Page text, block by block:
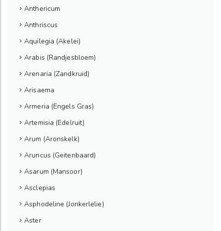
Anthericum
Anthriscus
Aquilegia (Akelei)
Arabis (Randjesbloem)
Arenaria (Zandkruid)
Arisaema
Armeria (Engels Gras)
Artemisia (Edelruit)
Arum (Aronskelk)
Aruncus (Geitenbaard)
Asarum (Mansoor)
Asclepias
Asphodeline (Jonkerlelie)
Aster